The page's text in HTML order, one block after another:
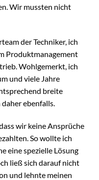
Wir mussten nicht
der Techniker, ich
Produktmanagement
Wohlgemerkt, ich
und viele Jahre
breite
ebenfalls.
wir keine Ansprüche
So wollte ich
eine spezielle Lösung
ließ sich darauf nicht
und lehnte meinen